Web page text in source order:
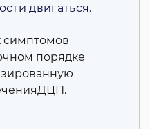
двигаться.
симптомов
порядке